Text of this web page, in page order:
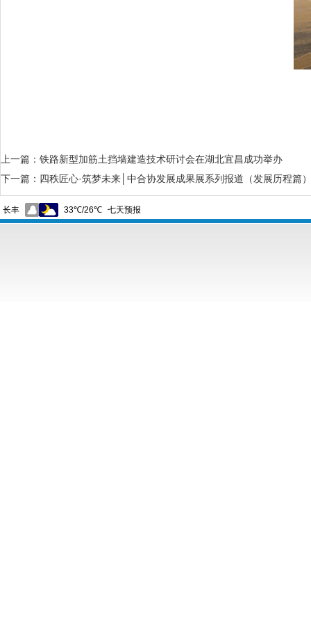
上一篇： 铁路新型加筋土挡墙建造技术研讨会在湖北宜昌成功举办
下一篇： 四秩匠心·筑梦未来│中合协发展成果展系列报道（发展历程篇）